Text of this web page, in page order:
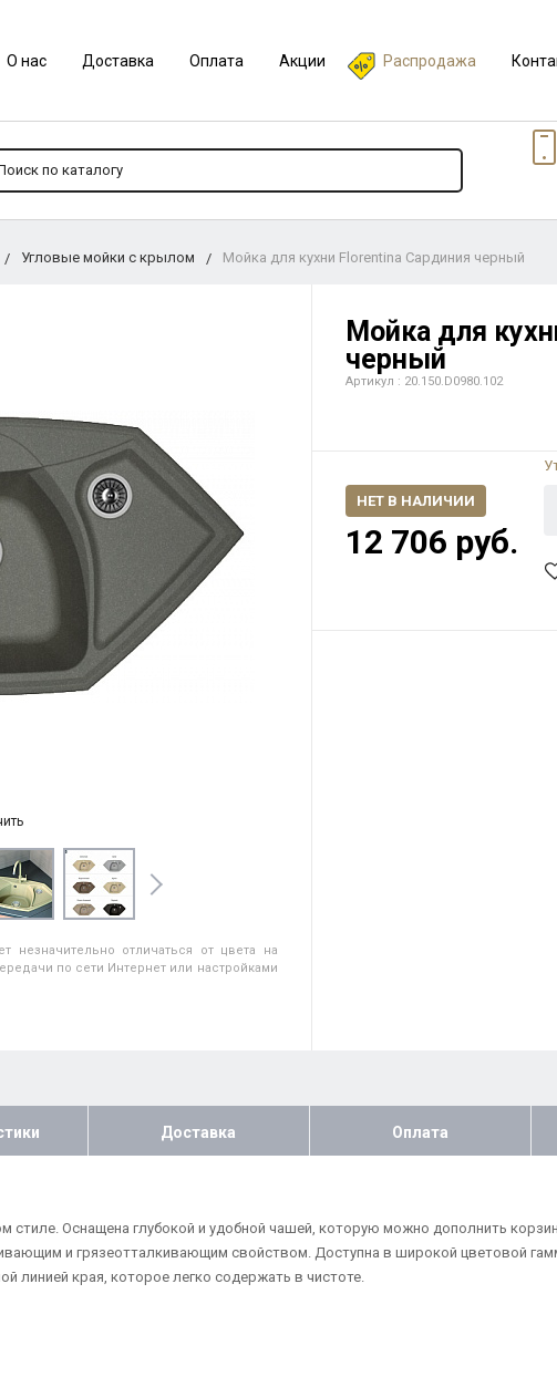
О нас Доставка Оплата Акции Распродажа
Угловые мойки с крылом Мойка для кухни Florentina Сардиния черный
незначительно отличаться от цвета на
по сети Интернет или настройками
Мойка для
черный
Артикул : 20.150.D0980.102
НЕТ В НАЛИЧИИ
12 706 руб.
Доставка Оплата
стиле. Оснащена глубокой и удобной чашей, которую можно дополнить
и грязеотталкивающим свойством. Доступна в широкой цветовой
линией края, которое легко содержать в чистоте.